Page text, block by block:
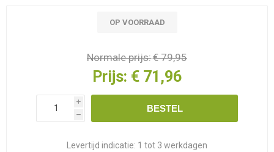
OP VOORRAAD
Normale prijs:€ 79,95
Prijs: € 71,96
i
h
BESTEL
Levertijd indicatie: 1 tot 3 werkdagen